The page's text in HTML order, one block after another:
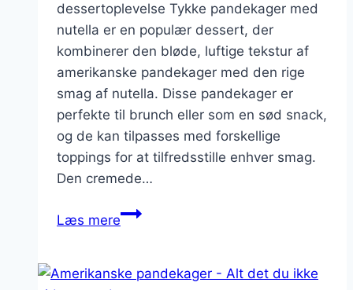
dessertoplevelse Tykke pandekager med
nutella er en populær dessert, der
kombinerer den bløde, luftige tekstur af
amerikanske pandekager med den rige
smag af nutella. Disse pandekager er
perfekte til brunch eller som en sød snack,
og de kan tilpasses med forskellige
toppings for at tilfredsstille enhver smag.
Den cremede…
Læs mereTykke
nutella